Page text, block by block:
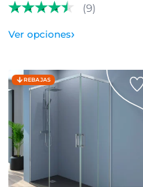
(9)
Ver opciones›
REBAJAS